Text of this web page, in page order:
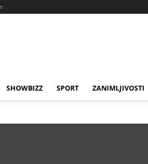
SHOWBIZZ SPORT ZANIMLJIVOSTI